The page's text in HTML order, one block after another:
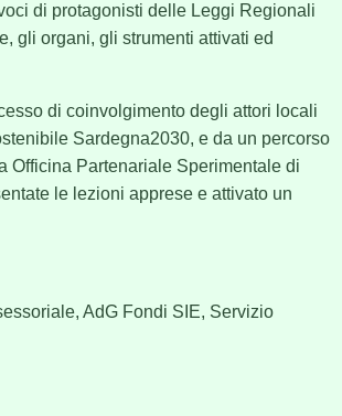
di protagonisti delle Leggi Regionali
gli organi, gli strumenti attivati ed
di coinvolgimento degli attori locali
Sardegna2030, e da un percorso
Officina Partenariale Sperimentale di
le lezioni apprese e attivato un
AdG Fondi SIE, Servizio